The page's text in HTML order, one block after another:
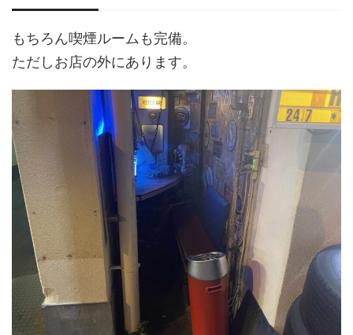
もちろん喫煙ルームも完備。
ただしお店の外にあります。